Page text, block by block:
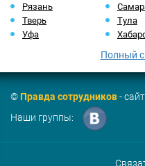
Рязань
Тверь
Тула
Уфа
Полный
©Правда сотрудников-
Наши группы: